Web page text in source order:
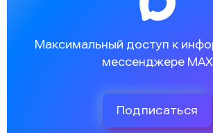
Максимальный доступ к
мессенджере MAX
Подписаться